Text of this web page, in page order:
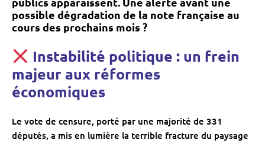
possible dégradation de la note française au
cours des prochains mois ?
Instabilité politique : un frein
majeur aux réformes
économiques
Le vote de censure, porté par une majorité de 331
députés, a mis en lumière la terrible fracture du paysage